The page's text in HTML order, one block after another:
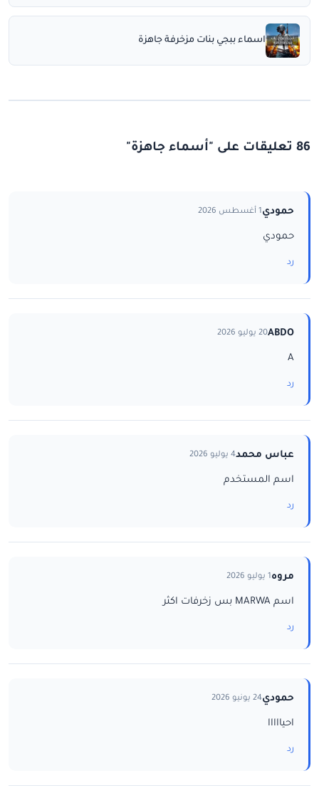
اسماء ببجي بنات مزخرفة جاهزة
86 تعليقات على "أسماء جاهزة"
حمودي1 أغسطس 2026
حمودي
رد
ABDO20 يوليو 2026
A
رد
عباس محمد4 يوليو 2026
اسم المستخدم
رد
مروه1 يوليو 2026
اسم MARWA بس زخرفات اكثر
رد
حمودي24 يونيو 2026
احيااااا
رد